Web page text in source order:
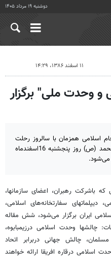
دوشنبه ۱۹ مرداد ۱۴۰۵
۱۱ اسفند ۱۳۸۶، ۱۴:۲۹
وحدت ملی" برگزار
اسلامی همزمان با سالروز رحلت
جانگداز رسول گرامی اسلام، حضرت محمد (ص) روز پنجشنبه 16اسفندماه
می‌شود.
باشرکت رهبران، اعضای سازمانها،
دیپلماتهای سفارتخانه‌های اسلامی،
ایران برگزار می‌شود، شش مقاله
چالشها وحدت اسلامی درزیمبابوه،
چالش جهانی دربرابر اتحاد
اسلامی درقاره افریقا ارائه خواهند